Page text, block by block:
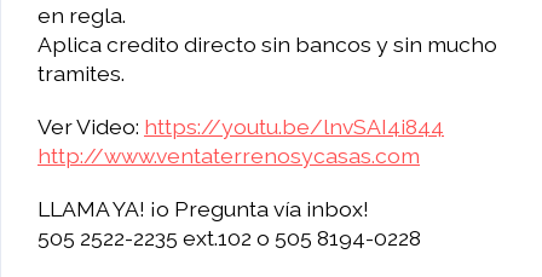
en regla.
Aplica credito directo sin bancos y sin mucho
tramites.
Ver Video: https://youtu.be/lnvSAI4i844
http://www.ventaterrenosycasas.com
LLAMA YA! ¡o Pregunta vía inbox!
505 2522-2235 ext.102 o 505 8194-0228